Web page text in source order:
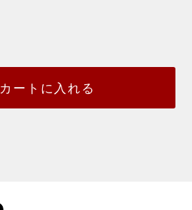
カートに入れる